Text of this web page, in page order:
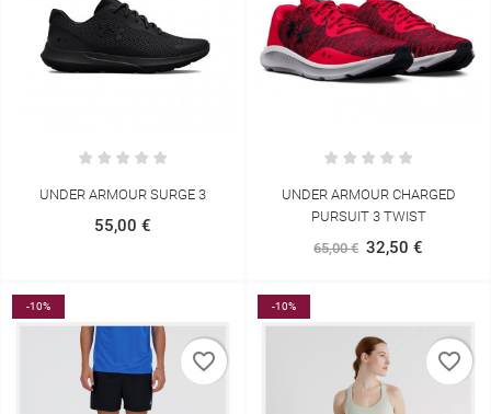
UNDER ARMOUR SURGE 3
55,00 €
UNDER ARMOUR CHARGED
PURSUIT 3 TWIST
65,00 € 32,50 €
-10%
favorite_border
-10%
favorite_border